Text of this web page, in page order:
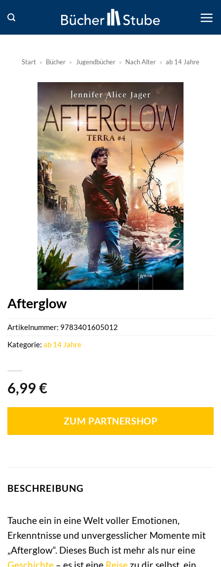
Inhalt
springen
Start » Bücher » Jugendbücher » Nach Alter » ab 14 Jahre
Afterglow
6,99 €
ZUM PARTNERSHOP
Artikelnummer: 9783401605012
Kategorie: ab 14 Jahre
BESCHREIBUNG
Tauche ein in eine Welt voller Emotionen,
Erkenntnisse und unvergesslicher Momente mit
„Afterglow“. Dieses Buch ist mehr als nur eine
Geschichte – es ist eine Reise zu dir selbst, ein